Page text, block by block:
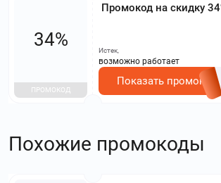
Промокод на скидку
34%
ПРОМОКОД
Истек,
возможно работает
Показать промокод
Похожие промокоды